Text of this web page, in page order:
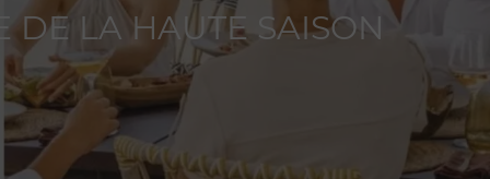
DE LA HAUTE SAISON